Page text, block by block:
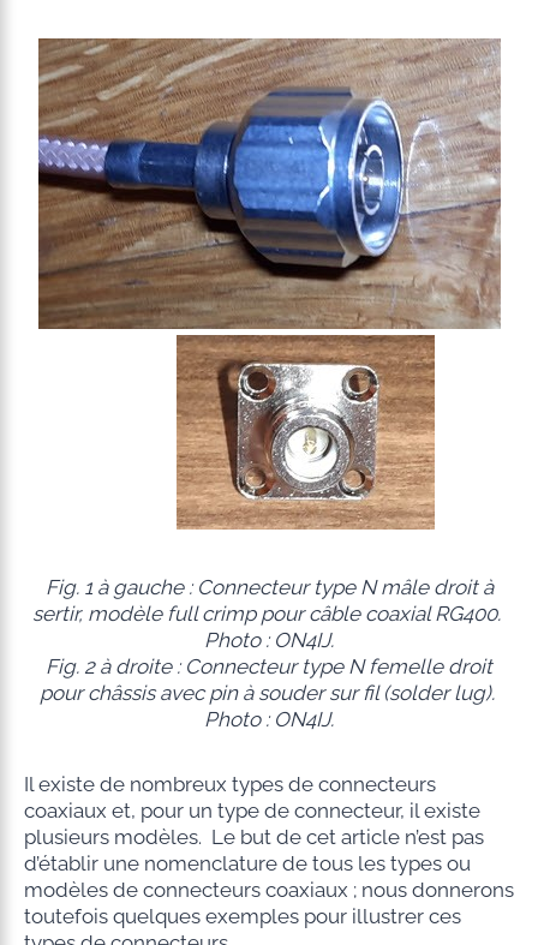
Fig. 1 à gauche : Connecteur type N mâle droit à
sertir, modèle full crimp pour câble coaxial RG400.
Photo : ON4IJ.
Fig. 2 à droite : Connecteur type N femelle droit
pour châssis avec pin à souder sur fil (solder lug).
Photo : ON4IJ.
Il existe de nombreux types de connecteurs
coaxiaux et, pour un type de connecteur, il existe
plusieurs modèles. Le but de cet article n’est pas
d’établir une nomenclature de tous les types ou
modèles de connecteurs coaxiaux ; nous donnerons
toutefois quelques exemples pour illustrer ces